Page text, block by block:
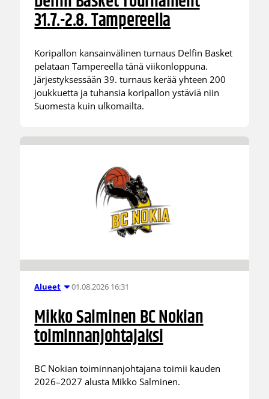
31.7.-2.8. Tampereella
Koripallon kansainvälinen turnaus Delfin Basket
pelataan Tampereella tänä viikonloppuna.
Järjestyksessään 39. turnaus kerää yhteen 200
joukkuetta ja tuhansia koripallon ystäviä niin
Suomesta kuin ulkomailta.
Alueet 01.08.2026 16:31
Mikko Salminen BC Nokian
toiminnanjohtajaksi
BC Nokian toiminnanjohtajana toimii kauden
2026–2027 alusta Mikko Salminen.